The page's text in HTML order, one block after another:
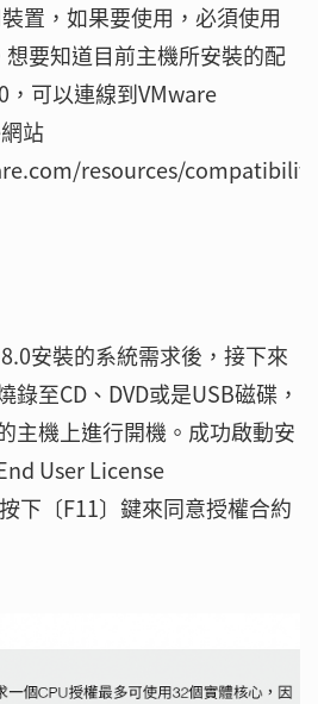
置，如果要使用，必須使用
要知道目前主機所安裝的配
，可以連線到VMware
站
resources/
安裝的系統需求後，接下來
至CD、DVD或是USB磁碟，
主機上進行開機。成功啟動安
User License
下〔F11〕鍵來同意授權合約